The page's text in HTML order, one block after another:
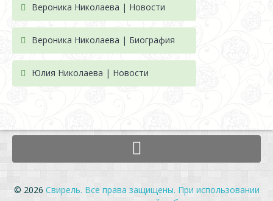
Вероника Николаева | Новости
Вероника Николаева | Биография
Юлия Николаева | Новости
© 2026 Свирель. Все права защищены. При использовании